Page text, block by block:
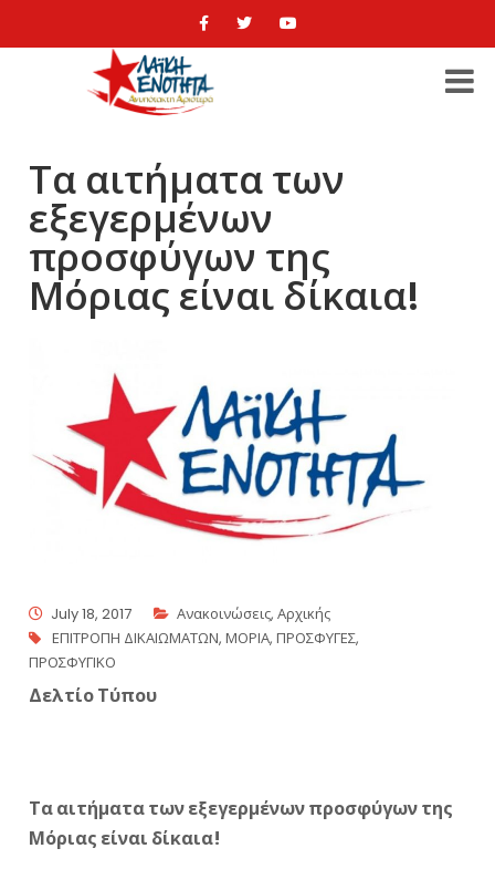
Τα αιτήματα των
εξεγερμένων
προσφύγων της
Μόριας είναι δίκαια!
July 18, 2017 Ανακοινώσεις,Αρχικής
ΕΠΙΤΡΟΠΗ ΔΙΚΑΙΩΜΑΤΩΝ,ΜΟΡΙΑ,ΠΡΟΣΦΥΓΕΣ,
ΠΡΟΣΦΥΓΙΚΟ
Δελτίο Τύπου
Τα αιτήματα των εξεγερμένων προσφύγων της
Μόριας είναι δίκαια!